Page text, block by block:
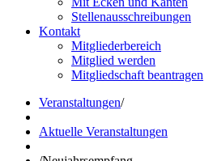
Stellenausschreibungen
Kontakt
Mitgliederbereich
Mitglied werden
Mitgliedschaft beantragen
Veranstaltungen/
Aktuelle Veranstaltungen